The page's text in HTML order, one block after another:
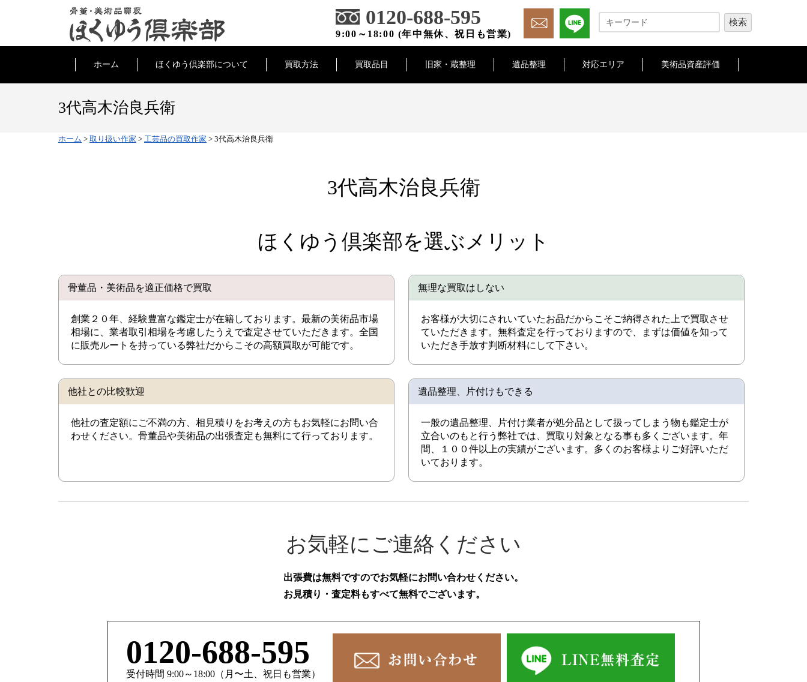
0120-688-595
9:00～18:00 (年中無休、祝日も営業)
ホーム ほくゆう倶楽部について 買取方法 買取品目 旧家・蔵整理 遺品整理 対応エリア 美術品資産評価
3代高木治良兵衛
ホーム > 取り扱い作家 > 工芸品の買取作家 > 3代高木治良兵衛
3代高木治良兵衛
ほくゆう倶楽部を選ぶメリット
骨董品・美術品を適正価格で買取
創業２０年、経験豊富な鑑定士が在籍しております。最新の美術品市場
相場に、業者取引相場を考慮したうえで査定させていただきます。全国
に販売ルートを持っている弊社だからこその高額買取が可能です。
無理な買取はしない
お客様が大切にされいていたお品だからこそご納得された上で買取させ
ていただきます。無料査定を行っておりますので、まずは価値を知って
いただき手放す判断材料にして下さい。
他社との比較歓迎
他社の査定額にご不満の方、相見積りをお考えの方もお気軽にお問い合
わせください。骨董品や美術品の出張査定も無料にて行っております。
遺品整理、片付けもできる
一般の遺品整理、片付け業者が処分品として扱ってしまう物も鑑定士が
立合いのもと行う弊社では、買取り対象となる事も多くございます。年
間、１００件以上の実績がございます。多くのお客様よりご好評いただ
いております。
お気軽にご連絡ください
出張費は無料ですのでお気軽にお問い合わせください。
お見積り・査定料もすべて無料でございます。
0120-688-595
受付時間 9:00～18:00（月〜土、祝日も営業）